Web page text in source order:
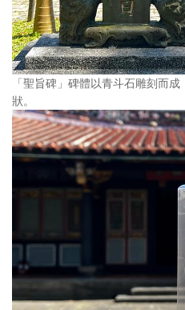
「聖旨碑」碑體以青斗石雕刻而
狀。